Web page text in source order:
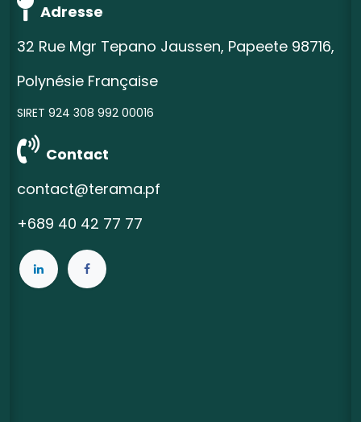
Adresse
32 Rue Mgr Tepano Jaussen, Papeete 98716,
Polynésie Française
SIRET 924 308 992 00016
Contact
contact@terama.pf
+689 40 42 77 77